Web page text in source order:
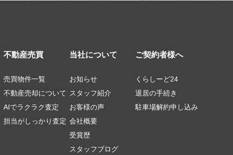
不動産売買
売買物件一覧
不動産売却について
AIでラクラク査定
担当がしっかり査定
当社について
お知らせ
スタッフ紹介
お客様の声
会社概要
受賞歴
スタッフブログ
ご契約者様へ
くらしーど24
退居の手続き
駐車場解約申し込み